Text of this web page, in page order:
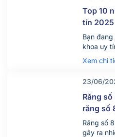
Top 10
tín 2025
Bạn
khoa uy
vân giữa
nhỏ? Việc
còn đảm
gian và
[…]
Xem chi
23/06/
Răng
răng số
Răng số
gây ra